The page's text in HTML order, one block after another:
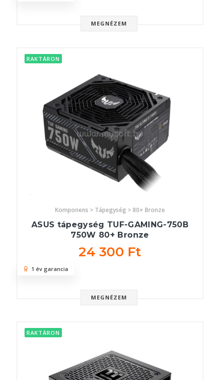
MEGNÉZEM
RAKTÁRON
Komponens > Tápegység > 80+ Bronze
ASUS tápegység TUF-GAMING-750B
750W 80+ Bronze
24 300 Ft
MEGNÉZEM
1 év garancia
RAKTÁRON